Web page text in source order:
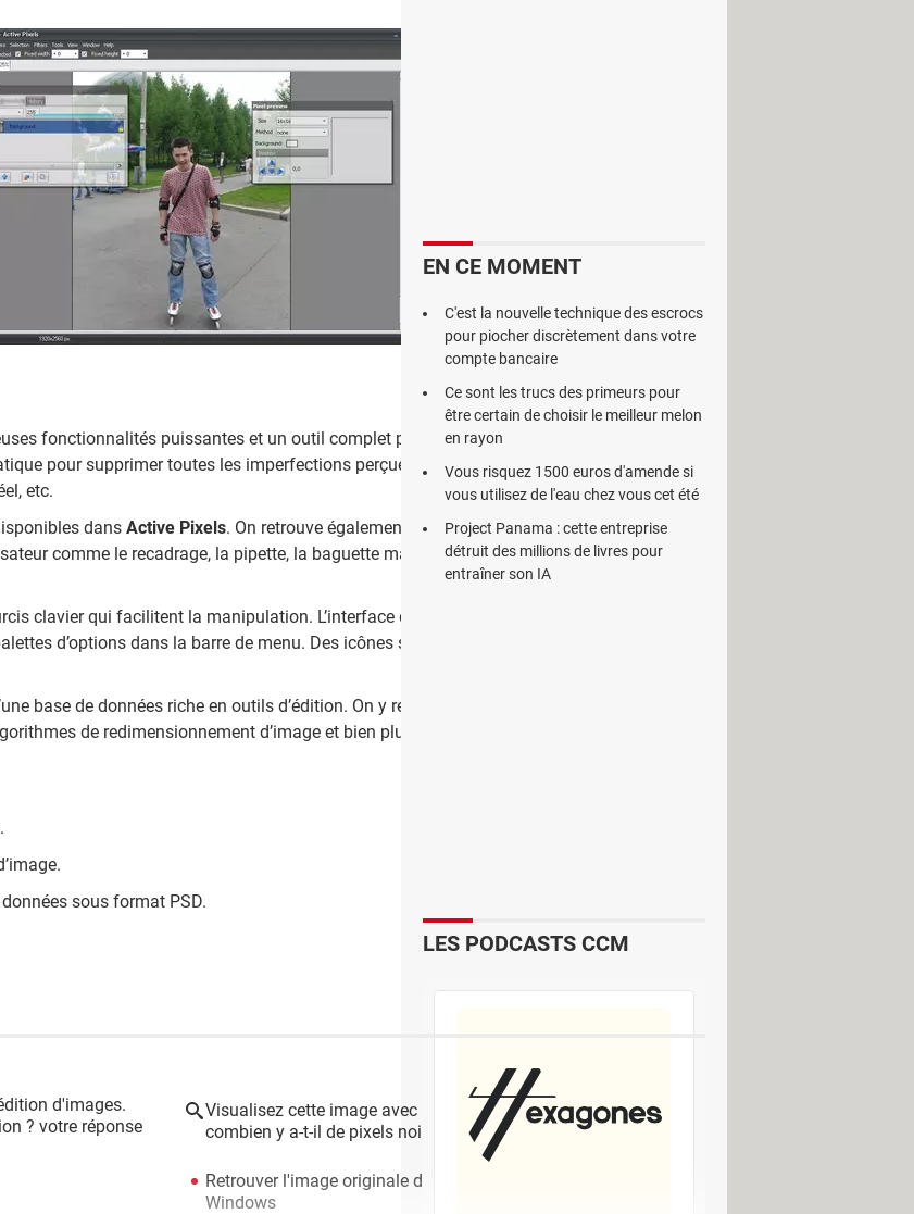
fonctionnalités puissantes et un outil complet pour optimiser la qualité des photos. Il
pour supprimer toutes les imperfections perçues sur les images, une visionneuse pour
etc.
dans Active Pixels. On retrouve également les outils de sélection qui sont
comme le recadrage, la pipette, la baguette magique, les pinceaux et bien d’autres
clavier qui facilitent la manipulation. L’interface de l’application étant ergonomique,
d’options dans la barre de menu. Des icônes sont aussi disponibles pour faciliter
base de données riche en outils d’édition. On y retrouve plus de 50 filtres permettant
de redimensionnement d’image et bien plus encore.
sous format PSD.
d'images.
? votre réponse
Visualisez cette image avec un logiciel d'édition d'images.
combien y a-t-il de pixels noirs sur le camion ?
Retrouver l'image originale d'une photo modifiée
Windows
EN CE MOMENT
C'est la nouvelle technique des escrocs
pour piocher discrètement dans votre
compte bancaire
Ce sont les trucs des primeurs pour
être certain de choisir le meilleur melon
en rayon
Vous risquez 1500 euros d'amende si
vous utilisez de l'eau chez vous cet été
Project Panama : cette entreprise
détruit des millions de livres pour
entraîner son IA
LES PODCASTS CCM